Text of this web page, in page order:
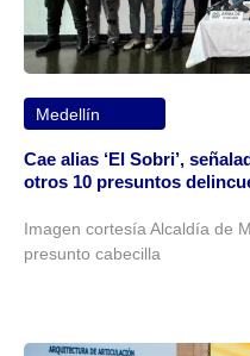
Medellín
Cae alias ‘El Sobri’,
otros 10 presuntos
Imagen cortesía Alcaldía de
presunto cabecilla